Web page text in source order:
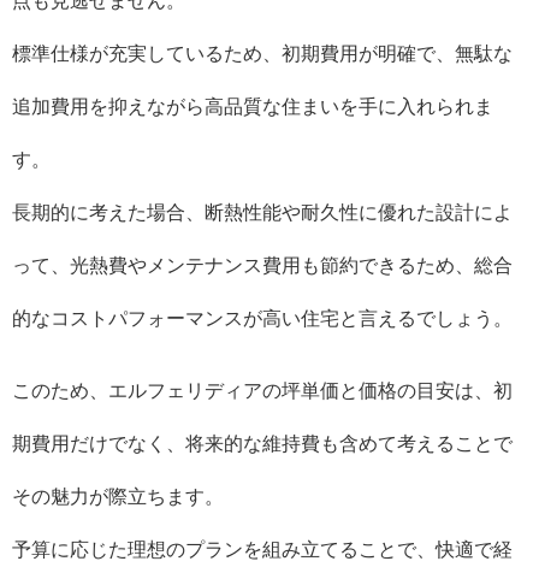
標準仕様が充実しているため、初期費用が明確で、無駄な
追加費用を抑えながら高品質な住まいを手に入れられま
す。
長期的に考えた場合、断熱性能や耐久性に優れた設計によ
って、光熱費やメンテナンス費用も節約できるため、総合
的なコストパフォーマンスが高い住宅と言えるでしょう。
このため、エルフェリディアの坪単価と価格の目安は、初
期費用だけでなく、将来的な維持費も含めて考えることで
その魅力が際立ちます。
予算に応じた理想のプランを組み立てることで、快適で経